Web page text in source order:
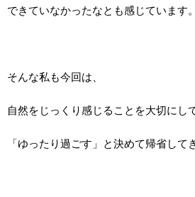
できていなかったなとも感じています。
そんな私も今回は、
自然をじっくり感じることを大切にし
「ゆったり過ごす」と決めて帰省して